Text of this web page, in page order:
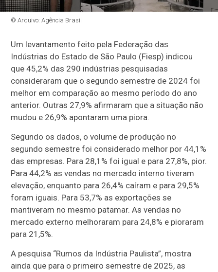
© Arquivo: Agência Brasil
Um levantamento feito pela Federação das
Indústrias do Estado de São Paulo (Fiesp) indicou
que 45,2% das 290 indústrias pesquisadas
consideraram que o segundo semestre de 2024 foi
melhor em comparação ao mesmo período do ano
anterior. Outras 27,9% afirmaram que a situação não
mudou e 26,9% apontaram uma piora.
Segundo os dados, o volume de produção no
segundo semestre foi considerado melhor por 44,1%
das empresas. Para 28,1% foi igual e para 27,8%, pior.
Para 44,2% as vendas no mercado interno tiveram
elevação, enquanto para 26,4% caíram e para 29,5%
foram iguais. Para 53,7% as exportações se
mantiveram no mesmo patamar. As vendas no
mercado externo melhoraram para 24,8% e pioraram
para 21,5%.
A pesquisa “Rumos da Indústria Paulista”, mostra
ainda que para o primeiro semestre de 2025, as